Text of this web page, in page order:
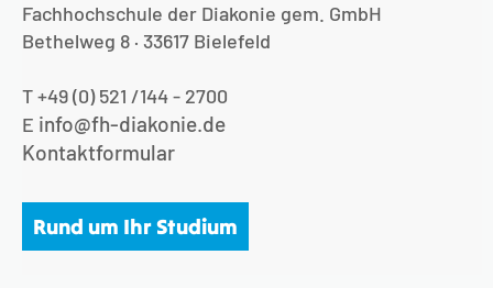
Fachhochschule der Diakonie gem. GmbH
Bethelweg 8 · 33617 Bielefeld
T +49 (0) 521 /144 - 2700
E info@fh-diakonie.de
Kontaktformular
Rund um Ihr Studium